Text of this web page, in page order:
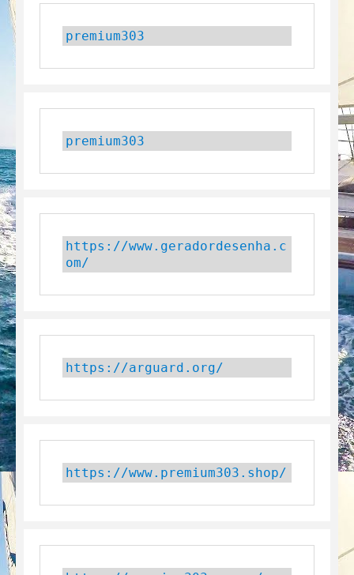
premium303
premium303
https://www.geradordesenha.c
om/
https://arguard.org/
https://www.premium303.shop/